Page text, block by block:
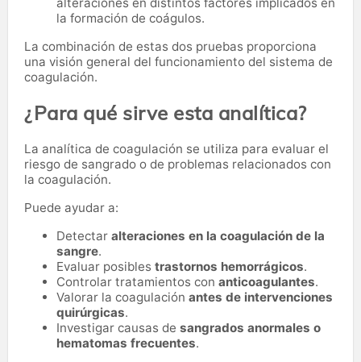
la formación de coágulos.
La combinación de estas dos pruebas proporciona
una visión general del funcionamiento del sistema de
coagulación.
¿Para qué sirve esta analítica?
La analítica de coagulación se utiliza para evaluar el
riesgo de sangrado o de problemas relacionados con
la coagulación.
Puede ayudar a:
Detectar alteraciones en la coagulación de la
sangre.
Evaluar posibles trastornos hemorrágicos.
Controlar tratamientos con anticoagulantes.
Valorar la coagulación antes de intervenciones
quirúrgicas.
Investigar causas de sangrados anormales o
hematomas frecuentes.